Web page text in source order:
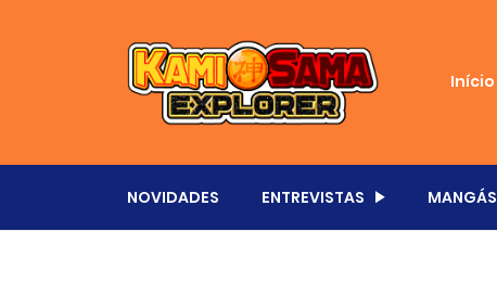
Início
NOVIDADES ENTREVISTAS MANGÁS